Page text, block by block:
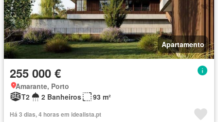
Apartamento
255 000 €
Amarante, Porto
T2
2 Banheiros 93 m²
Há 3 dias, 4 horas em idealista.pt